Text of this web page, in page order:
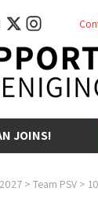
JOINS!
> Team PSV >